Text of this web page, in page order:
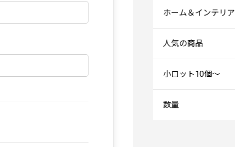
ホーム＆インテリア
人気の商品
小ロット10個～
数量